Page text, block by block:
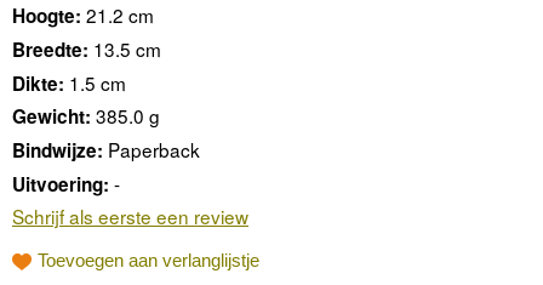
Hoogte: 21.2 cm
Breedte: 13.5 cm
Dikte: 1.5 cm
Gewicht: 385.0 g
Bindwijze: Paperback
Uitvoering: -
Schrijf als eerste een review
Toevoegen aan verlanglijstje